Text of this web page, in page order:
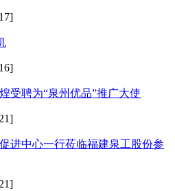
受聘为“泉州优品”推广大使
进中心一行莅临福建泉工股份参